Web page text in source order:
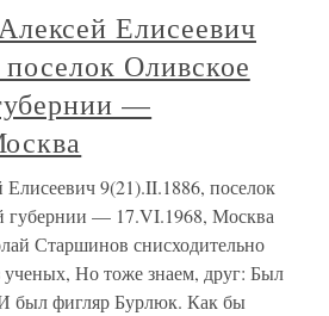
Елисеевич
Оливское
—
9(21).II.1886, поселок
губернии — 17.VI.1968, Москва
Старшинов снисходительно
Но тоже знаем, друг: Был
был фигляр Бурлюк. Как бы